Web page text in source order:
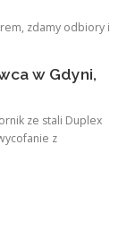
zdamy odbiory i
w Gdyni,
ze stali Duplex
z